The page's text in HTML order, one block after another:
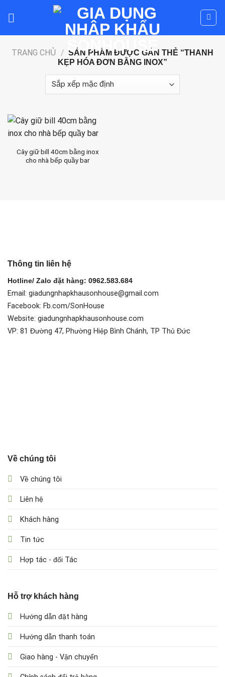
TRANG CHỦ / SẢN PHẨM ĐƯỢC GẮN THẺ “THANH
KẸP HÓA ĐƠN BẰNG INOX”
Cây giữ bill 40cm bằng inox
cho nhà bếp quầy bar
Thông tin liên hệ
Hotline/ Zalo đặt hàng: 0962.583.684
Email: giadungnhapkhausonhouse@gmail.com
Facebook: Fb.com/SonHouse
Website: giadungnhapkhausonhouse.com
VP: 81 Đường 47, Phường Hiệp Bình Chánh, TP Thủ Đức
Về chúng tôi
Về chúng tôi
Liên hệ
Khách hàng
Tin tức
Hợp tác - đối Tác
Hỗ trợ khách hàng
Hướng dẫn đặt hàng
Hướng dẫn thanh toán
Giao hàng - Vận chuyển